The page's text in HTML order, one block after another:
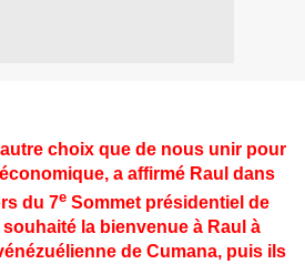
choix que de nous unir pour
a affirmé Raul dans
du 7e Sommet présidentiel de
la bienvenue à Raul à
de Cumana, puis ils